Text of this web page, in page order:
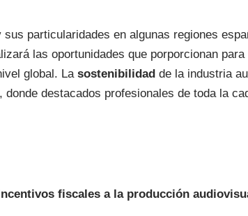
sus particularidades en algunas regiones
las oportunidades que porporcionan
global. Lasostenibilidadde la industria
donde destacados profesionales de toda la
fiscales a la producción